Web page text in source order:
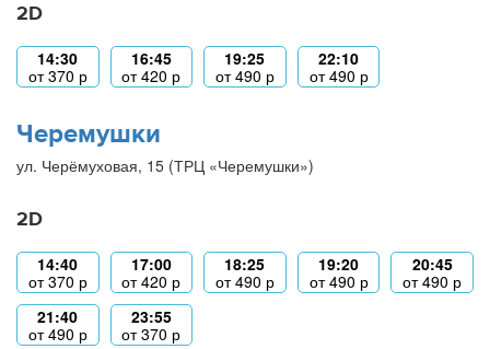
2D
14:30
от370 р
16:45
от420 р
19:25
от490 р
22:10
от490 р
Черемушки
ул. Черёмуховая, 15 (ТРЦ «Черемушки»)
2D
14:40
от370 р
17:00
от420 р
18:25
от490 р
19:20
от490 р
20:45
от490 р
21:40
от490 р
23:55
от370 р